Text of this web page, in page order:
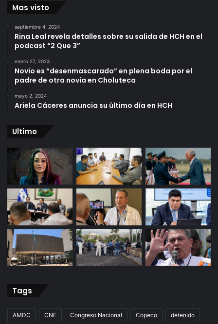
Mas visto
septiembre 4, 2024
Rina Leal revela detalles sobre su salida de HCH en el
podcast “2 Que 3”
enero 27, 2023
Novio es “desenmascarado” en plena boda por el
padre de otra novia en Choluteca
mayo 2, 2024
Ariela Cáceres anuncia su último día en HCH
Ultimo
Tags
AMDC CNE Congreso Nacional Copeco detenido